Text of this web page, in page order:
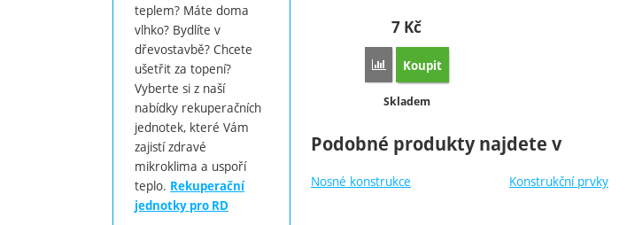
7 Kč
Porovnat
Koupit
Dostupnost:
Skladem
Podobné produkty najdete v
Nosné konstrukce Konstrukční prvky
teplem? Máte doma
vlhko? Bydlíte v
dřevostavbě? Chcete
ušetřit za topení?
Vyberte si z naší
nabídky rekuperačních
jednotek, které Vám
zajistí zdravé
mikroklima a uspoří
teplo. Rekuperační
jednotky pro RD